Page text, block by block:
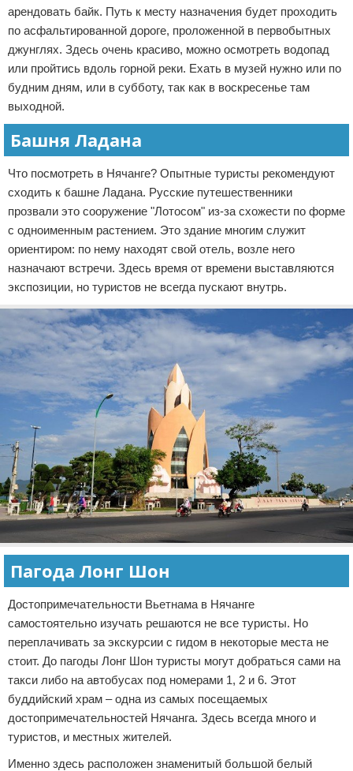
арендовать байк. Путь к месту назначения будет проходить
по асфальтированной дороге, проложенной в первобытных
джунглях. Здесь очень красиво, можно осмотреть водопад
или пройтись вдоль горной реки. Ехать в музей нужно или по
будним дням, или в субботу, так как в воскресенье там
выходной.
Башня Ладана
Что посмотреть в Нячанге? Опытные туристы рекомендуют
сходить к башне Ладана. Русские путешественники
прозвали это сооружение "Лотосом" из-за схожести по форме
с одноименным растением. Это здание многим служит
ориентиром: по нему находят свой отель, возле него
назначают встречи. Здесь время от времени выставляются
экспозиции, но туристов не всегда пускают внутрь.
Пагода Лонг Шон
Достопримечательности Вьетнама в Нячанге
самостоятельно изучать решаются не все туристы. Но
переплачивать за экскурсии с гидом в некоторые места не
стоит. До пагоды Лонг Шон туристы могут добраться сами на
такси либо на автобусах под номерами 1, 2 и 6. Этот
буддийский храм – одна из самых посещаемых
достопримечательностей Нячанга. Здесь всегда много и
туристов, и местных жителей.
Именно здесь расположен знаменитый большой белый